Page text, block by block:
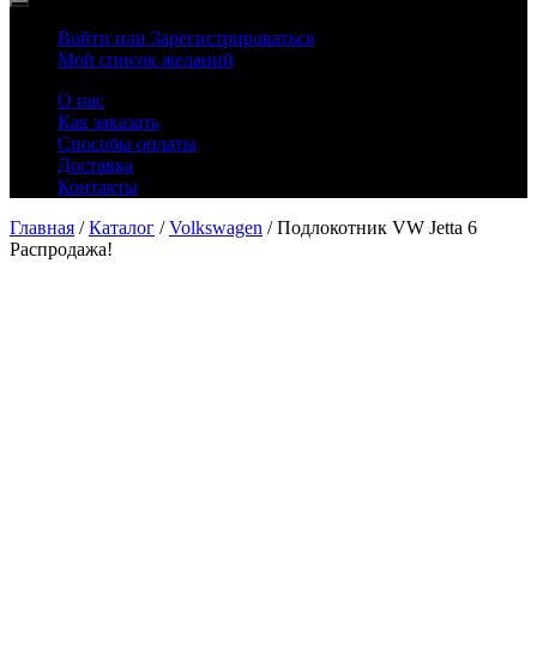
Войти или Зарегистрироваться
Мой список желаний
О нас
Как заказать
Способы оплаты
Доставка
Контакты
Главная /Каталог /Volkswagen / Подлокотник VW Jetta 6
Распродажа!